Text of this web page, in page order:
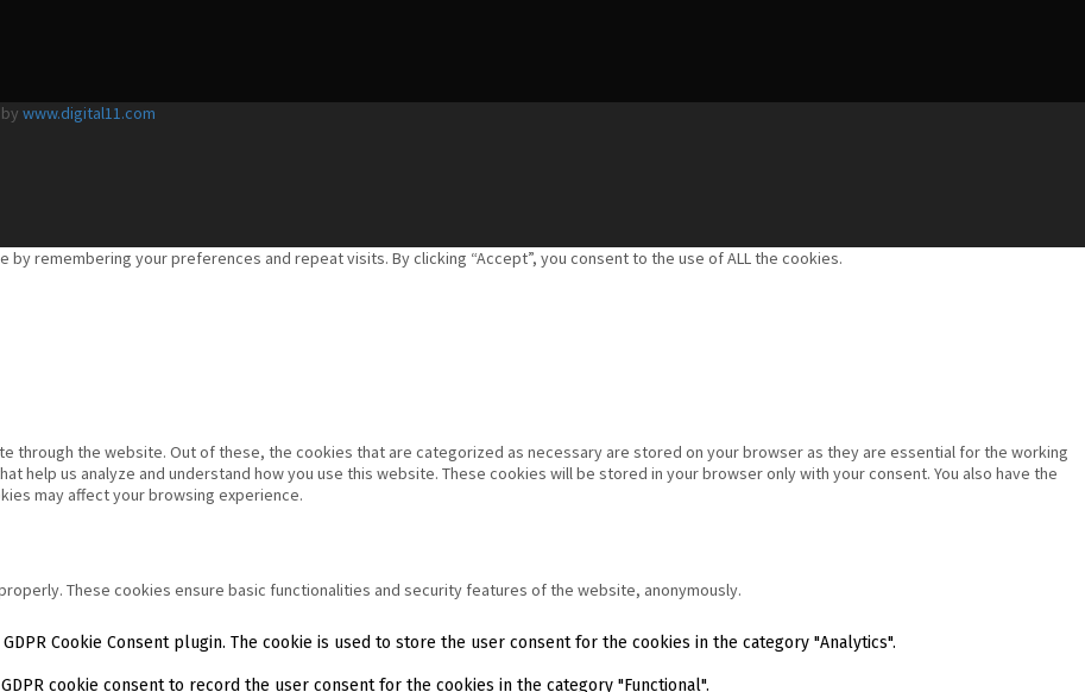
www.digital11.com
remembering your preferences and repeat visits. By clicking “Accept”, you consent to the use of ALL the cookies.
through the website. Out of these, the cookies that are categorized as necessary are stored on your browser as they are essential for the working
help us analyze and understand how you use this website. These cookies will be stored in your browser only with your consent. You also have the
may affect your browsing experience.
These cookies ensure basic functionalities and security features of the website, anonymously.
Cookie Consent plugin. The cookie is used to store the user consent for the cookies in the category "Analytics".
cookie consent to record the user consent for the cookies in the category "Functional".